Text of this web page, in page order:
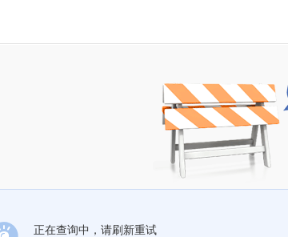
正在查询中，请刷新重试